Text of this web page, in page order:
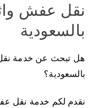
نقل عفش
بالسعودية
هل تبحث عن خدمة
بالسعودية؟
نقدم لكم خدمة نقل